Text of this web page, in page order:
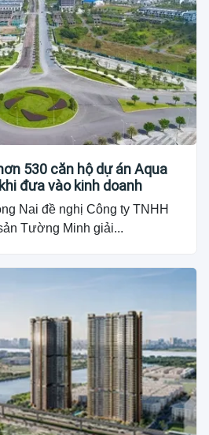
530 căn hộ dự án Aqua
đưa vào kinh doanh
Nai đề nghị Công ty TNHH
Tường Minh giải...